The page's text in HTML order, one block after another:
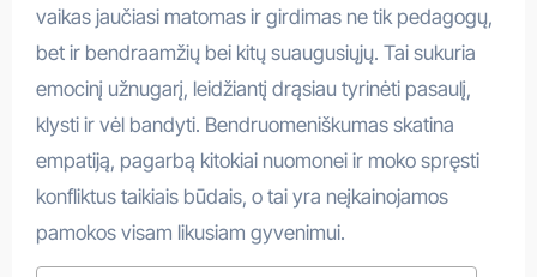
vaikas jaučiasi matomas ir girdimas ne tik pedagogų,
bet ir bendraamžių bei kitų suaugusiųjų. Tai sukuria
emocinį užnugarį, leidžiantį drąsiau tyrinėti pasaulį,
klysti ir vėl bandyti. Bendruomeniškumas skatina
empatiją, pagarbą kitokiai nuomonei ir moko spręsti
konfliktus taikiais būdais, o tai yra neįkainojamos
pamokos visam likusiam gyvenimui.